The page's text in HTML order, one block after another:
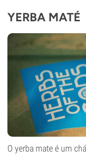
YERBA MATÉ
O yerba mate é um